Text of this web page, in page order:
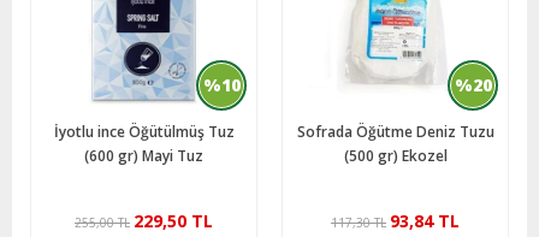
%10
İyotlu ince Öğütülmüş Tuz
(600 gr) Mayi Tuz
229,50 TL
255,00 TL
%20
Sofrada Öğütme Deniz Tuzu
(500 gr) Ekozel
93,84 TL
117,30 TL